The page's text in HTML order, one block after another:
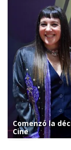
Comenzó la
Cine